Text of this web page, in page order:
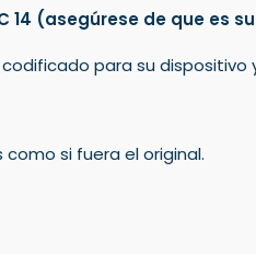
14 (asegúrese de que es
para su
si fuera el original.